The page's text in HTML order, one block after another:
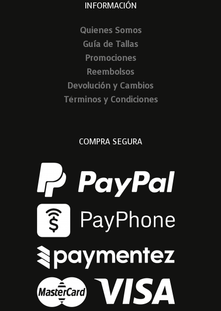
INFORMACIÓN
Quienes Somos
Guía de Tallas
Promociones
Reembolsos
Devolución y Cambios
Términos y Condiciones
COMPRA SEGURA